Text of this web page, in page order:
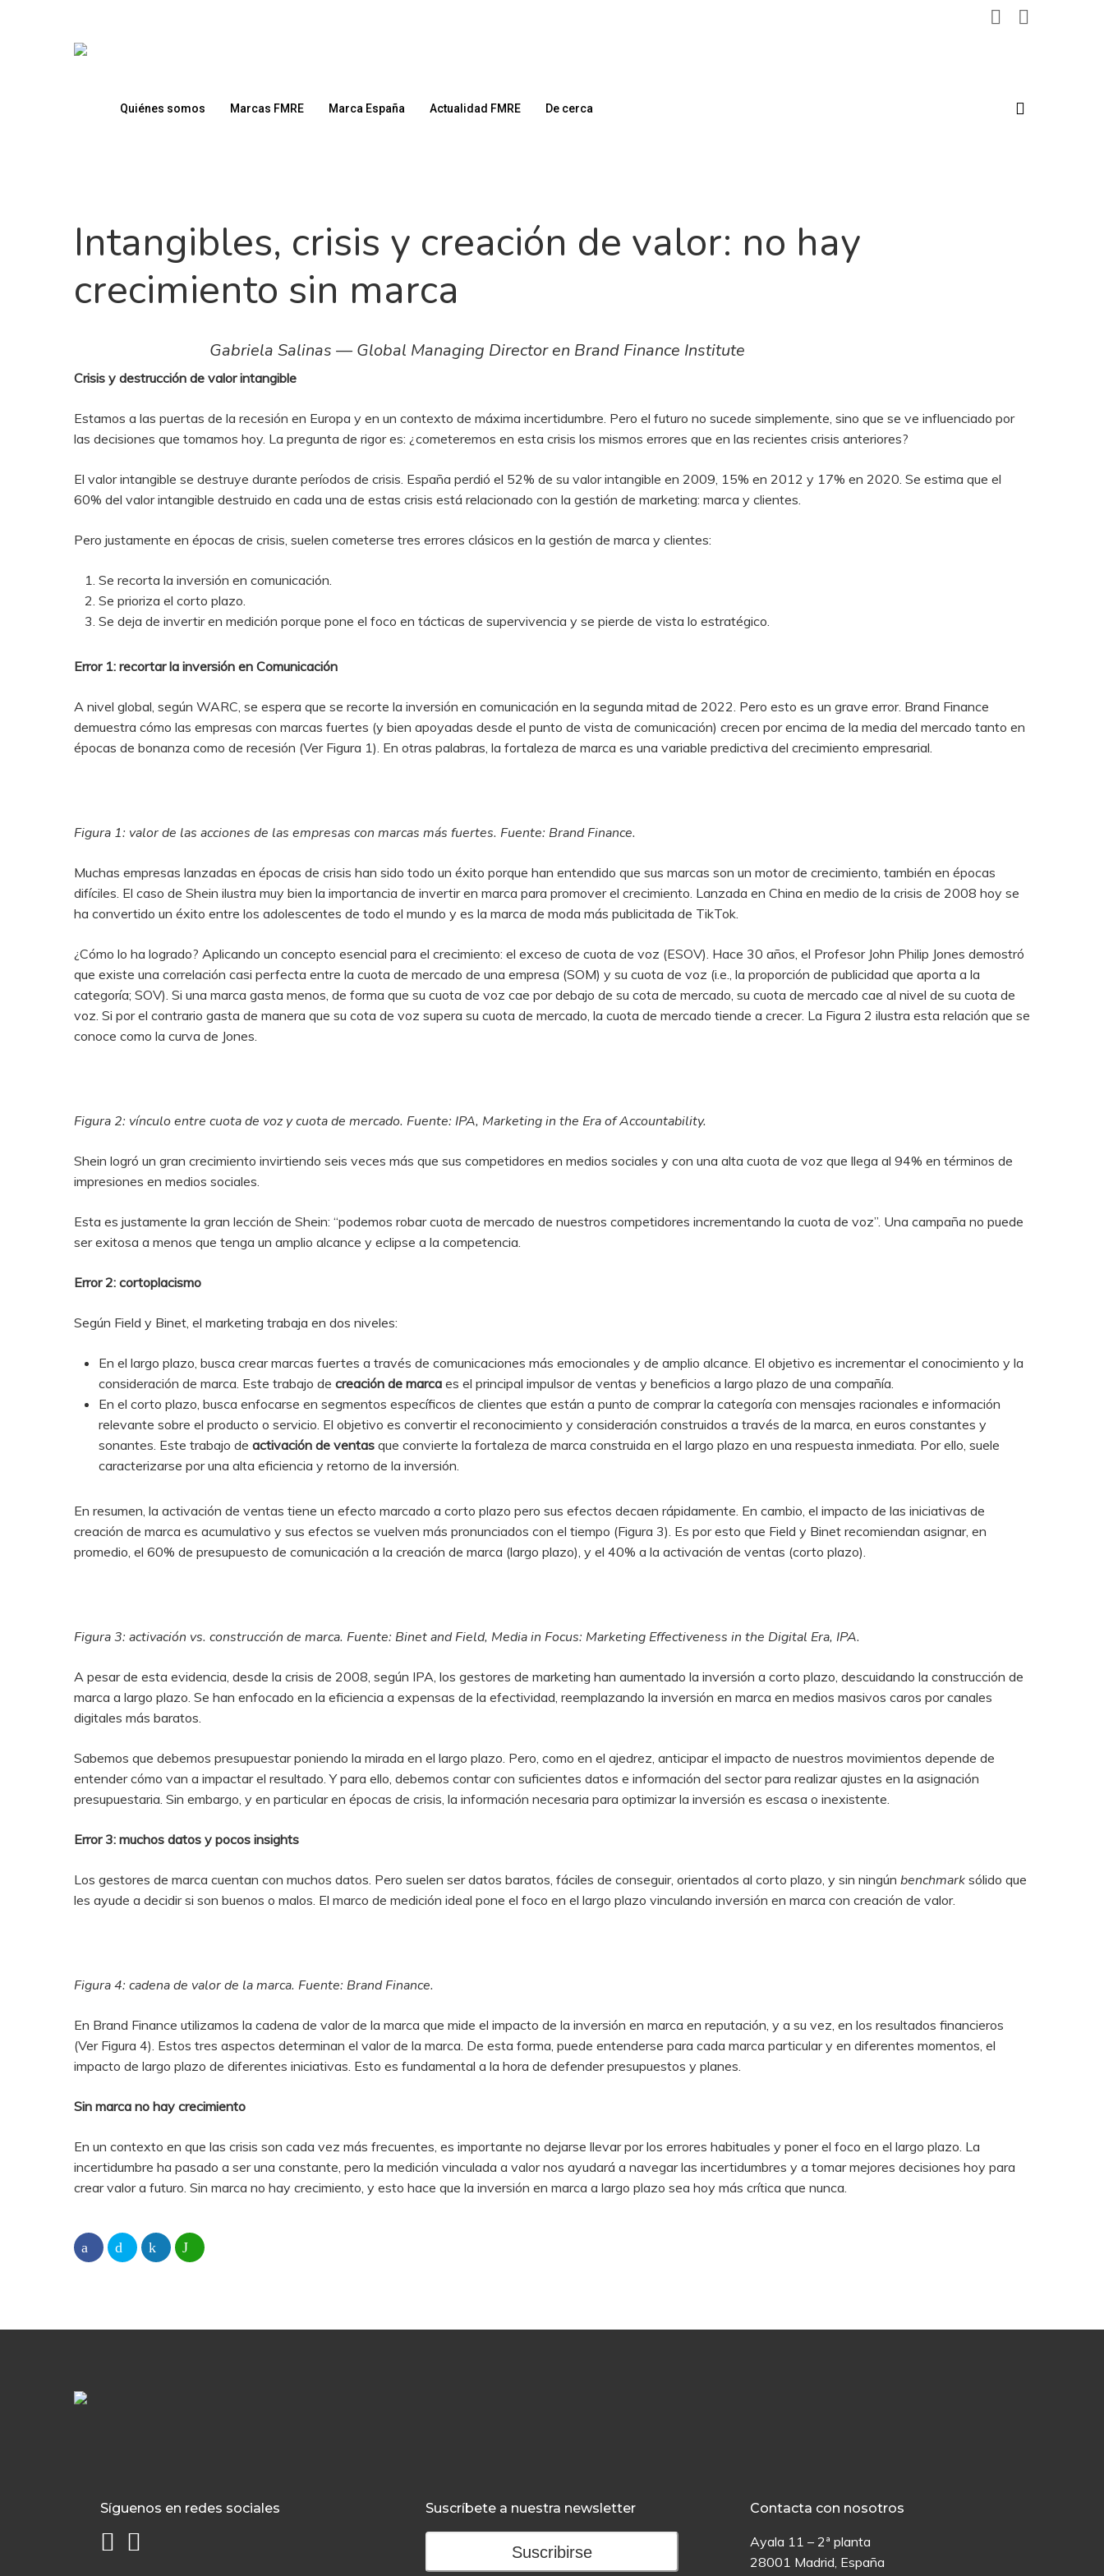
Presione enter para buscar o ESC para cerrar
Quiénes somos Marcas FMRE Marca España Actualidad FMRE De cerca
Intangibles, crisis y creación de valor: no hay
crecimiento sin marca
Gabriela Salinas — Global Managing Director en Brand Finance Institute
Crisis y destrucción de valor intangible
Estamos a las puertas de la recesión en Europa y en un contexto de máxima incertidumbre. Pero el futuro no sucede simplemente, sino que se ve influenciado por
las decisiones que tomamos hoy. La pregunta de rigor es: ¿cometeremos en esta crisis los mismos errores que en las recientes crisis anteriores?
El valor intangible se destruye durante períodos de crisis. España perdió el 52% de su valor intangible en 2009, 15% en 2012 y 17% en 2020. Se estima que el
60% del valor intangible destruido en cada una de estas crisis está relacionado con la gestión de marketing: marca y clientes.
Pero justamente en épocas de crisis, suelen cometerse tres errores clásicos en la gestión de marca y clientes:
Se recorta la inversión en comunicación.
Se prioriza el corto plazo.
Se deja de invertir en medición porque pone el foco en tácticas de supervivencia y se pierde de vista lo estratégico.
Error 1: recortar la inversión en Comunicación
A nivel global, según WARC, se espera que se recorte la inversión en comunicación en la segunda mitad de 2022. Pero esto es un grave error. Brand Finance
demuestra cómo las empresas con marcas fuertes (y bien apoyadas desde el punto de vista de comunicación) crecen por encima de la media del mercado tanto en
épocas de bonanza como de recesión (Ver Figura 1). En otras palabras, la fortaleza de marca es una variable predictiva del crecimiento empresarial.
Figura 1: valor de las acciones de las empresas con marcas más fuertes. Fuente: Brand Finance.
Muchas empresas lanzadas en épocas de crisis han sido todo un éxito porque han entendido que sus marcas son un motor de crecimiento, también en épocas
difíciles. El caso de Shein ilustra muy bien la importancia de invertir en marca para promover el crecimiento. Lanzada en China en medio de la crisis de 2008 hoy se
ha convertido un éxito entre los adolescentes de todo el mundo y es la marca de moda más publicitada de TikTok.
¿Cómo lo ha logrado? Aplicando un concepto esencial para el crecimiento: el exceso de cuota de voz (ESOV). Hace 30 años, el Profesor John Philip Jones demostró
que existe una correlación casi perfecta entre la cuota de mercado de una empresa (SOM) y su cuota de voz (i.e., la proporción de publicidad que aporta a la
categoría; SOV). Si una marca gasta menos, de forma que su cuota de voz cae por debajo de su cota de mercado, su cuota de mercado cae al nivel de su cuota de
voz. Si por el contrario gasta de manera que su cota de voz supera su cuota de mercado, la cuota de mercado tiende a crecer. La Figura 2 ilustra esta relación que se
conoce como la curva de Jones.
Figura 2: vínculo entre cuota de voz y cuota de mercado. Fuente: IPA, Marketing in the Era of Accountability.
Shein logró un gran crecimiento invirtiendo seis veces más que sus competidores en medios sociales y con una alta cuota de voz que llega al 94% en términos de
impresiones en medios sociales.
Esta es justamente la gran lección de Shein: “podemos robar cuota de mercado de nuestros competidores incrementando la cuota de voz”. Una campaña no puede
ser exitosa a menos que tenga un amplio alcance y eclipse a la competencia.
Error 2: cortoplacismo
Según Field y Binet, el marketing trabaja en dos niveles:
En el largo plazo, busca crear marcas fuertes a través de comunicaciones más emocionales y de amplio alcance. El objetivo es incrementar el conocimiento y la
consideración de marca. Este trabajo de creación de marca es el principal impulsor de ventas y beneficios a largo plazo de una compañía.
En el corto plazo, busca enfocarse en segmentos específicos de clientes que están a punto de comprar la categoría con mensajes racionales e información
relevante sobre el producto o servicio. El objetivo es convertir el reconocimiento y consideración construidos a través de la marca, en euros constantes y
sonantes. Este trabajo de activación de ventas que convierte la fortaleza de marca construida en el largo plazo en una respuesta inmediata. Por ello, suele
caracterizarse por una alta eficiencia y retorno de la inversión.
En resumen, la activación de ventas tiene un efecto marcado a corto plazo pero sus efectos decaen rápidamente. En cambio, el impacto de las iniciativas de
creación de marca es acumulativo y sus efectos se vuelven más pronunciados con el tiempo (Figura 3). Es por esto que Field y Binet recomiendan asignar, en
promedio, el 60% de presupuesto de comunicación a la creación de marca (largo plazo), y el 40% a la activación de ventas (corto plazo).
Figura 3: activación vs. construcción de marca. Fuente: Binet and Field, Media in Focus: Marketing Effectiveness in the Digital Era, IPA.
A pesar de esta evidencia, desde la crisis de 2008, según IPA, los gestores de marketing han aumentado la inversión a corto plazo, descuidando la construcción de
marca a largo plazo. Se han enfocado en la eficiencia a expensas de la efectividad, reemplazando la inversión en marca en medios masivos caros por canales
digitales más baratos.
Sabemos que debemos presupuestar poniendo la mirada en el largo plazo. Pero, como en el ajedrez, anticipar el impacto de nuestros movimientos depende de
entender cómo van a impactar el resultado. Y para ello, debemos contar con suficientes datos e información del sector para realizar ajustes en la asignación
presupuestaria. Sin embargo, y en particular en épocas de crisis, la información necesaria para optimizar la inversión es escasa o inexistente.
Error 3: muchos datos y pocos insights
Los gestores de marca cuentan con muchos datos. Pero suelen ser datos baratos, fáciles de conseguir, orientados al corto plazo, y sin ningún benchmark sólido que
les ayude a decidir si son buenos o malos. El marco de medición ideal pone el foco en el largo plazo vinculando inversión en marca con creación de valor.
Figura 4: cadena de valor de la marca. Fuente: Brand Finance.
En Brand Finance utilizamos la cadena de valor de la marca que mide el impacto de la inversión en marca en reputación, y a su vez, en los resultados financieros
(Ver Figura 4). Estos tres aspectos determinan el valor de la marca. De esta forma, puede entenderse para cada marca particular y en diferentes momentos, el
impacto de largo plazo de diferentes iniciativas. Esto es fundamental a la hora de defender presupuestos y planes.
Sin marca no hay crecimiento
En un contexto en que las crisis son cada vez más frecuentes, es importante no dejarse llevar por los errores habituales y poner el foco en el largo plazo. La
incertidumbre ha pasado a ser una constante, pero la medición vinculada a valor nos ayudará a navegar las incertidumbres y a tomar mejores decisiones hoy para
crear valor a futuro. Sin marca no hay crecimiento, y esto hace que la inversión en marca a largo plazo sea hoy más crítica que nunca.
Síguenos en redes sociales Suscríbete a nuestra newsletter
Suscribirse
Contacta con nosotros
Ayala 11 – 2ª planta
28001 Madrid, España